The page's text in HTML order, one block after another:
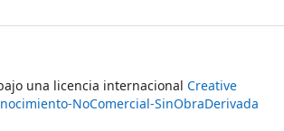
una licencia internacional Creative
NoComercial-SinObraDerivada